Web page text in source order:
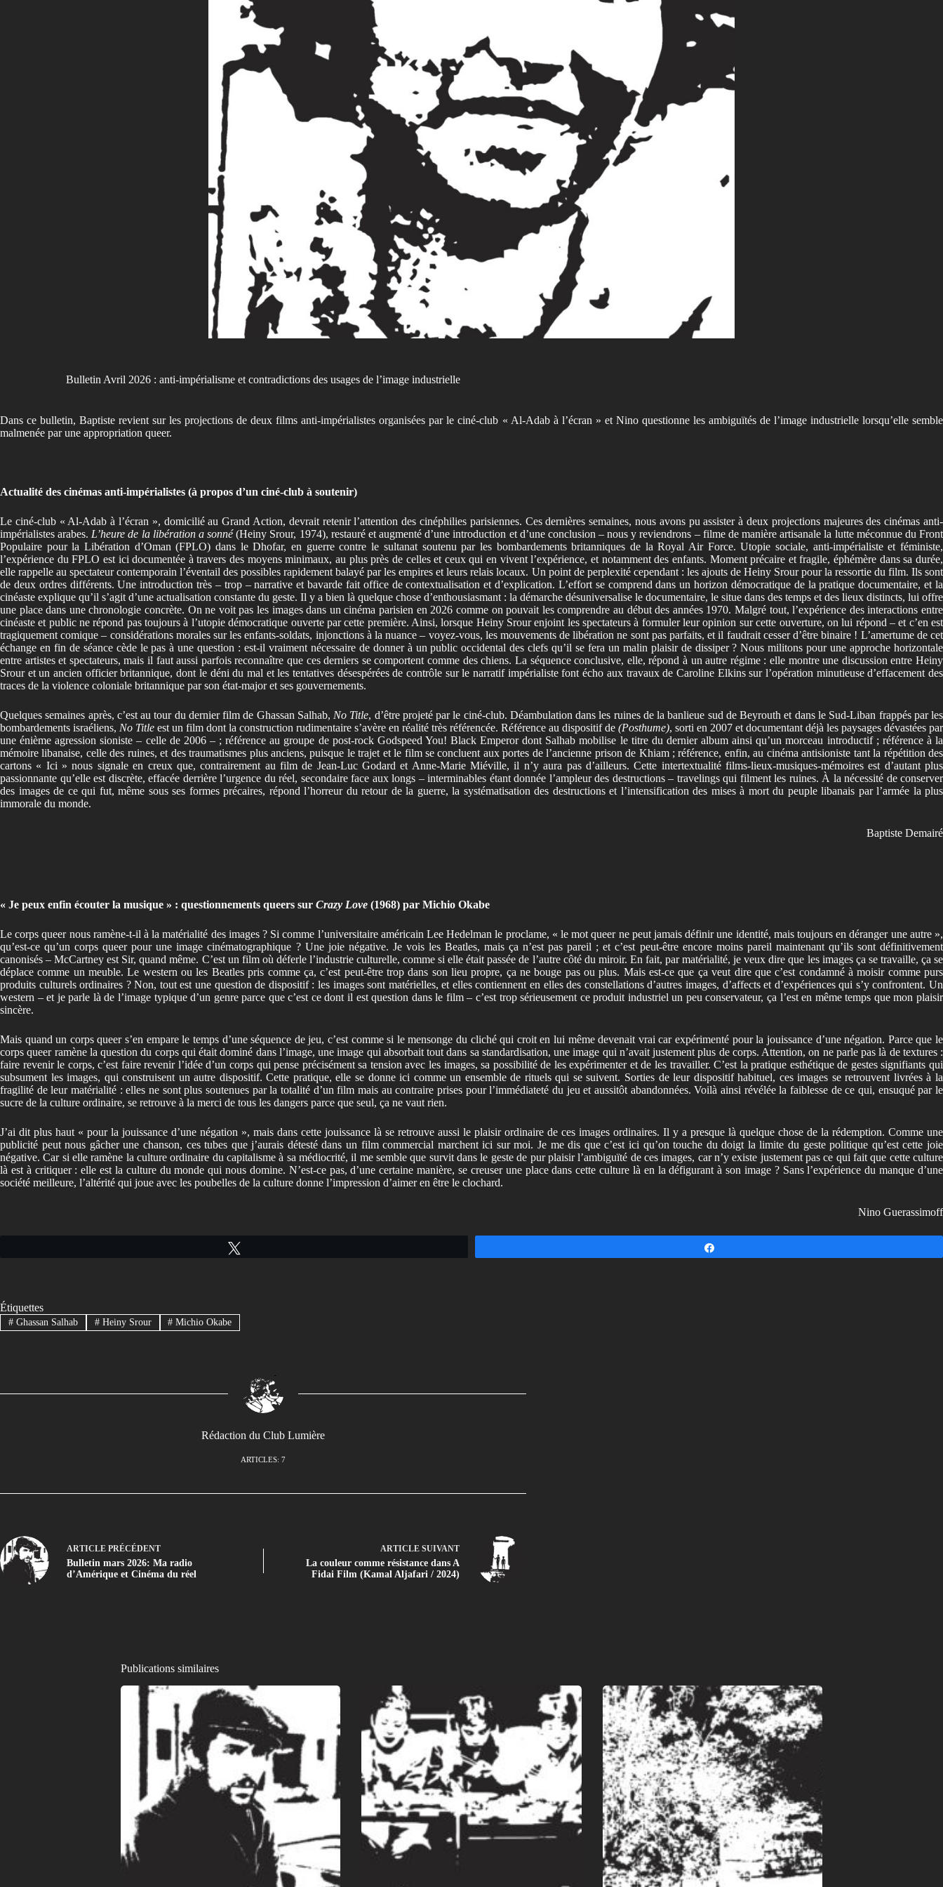
Bulletin Avril 2026 : anti-impérialisme et contradictions des usages de l’image industrielle
Dans ce bulletin, Baptiste revient sur les projections de deux films anti-impérialistes organisées par le ciné-club « Al-Adab à l’écran » et Nino questionne les ambiguïtés de l’image industrielle lorsqu’elle semble
malmenée par une appropriation queer.
Actualité des cinémas anti-impérialistes (à propos d’un ciné-club à soutenir)
Le ciné-club « Al-Adab à l’écran », domicilié au Grand Action, devrait retenir l’attention des cinéphilies parisiennes. Ces dernières semaines, nous avons pu assister à deux projections majeures des cinémas anti-
impérialistes arabes. L’heure de la libération a sonné(Heiny Srour, 1974), restauré et augmenté d’une introduction et d’une conclusion – nous y reviendrons – filme de manière artisanale la lutte méconnue du Front
Populaire pour la Libération d’Oman (FPLO) dans le Dhofar, en guerre contre le sultanat soutenu par les bombardements britanniques de la Royal Air Force. Utopie sociale, anti-impérialiste et féministe,
l’expérience du FPLO est ici documentée à travers des moyens minimaux, au plus près de celles et ceux qui en vivent l’expérience, et notamment des enfants. Moment précaire et fragile, éphémère dans sa durée,
elle rappelle au spectateur contemporain l’éventail des possibles rapidement balayé par les empires et leurs relais locaux. Un point de perplexité cependant : les ajouts de Heiny Srour pour la ressortie du film. Ils sont
de deux ordres différents. Une introduction très – trop – narrative et bavarde fait office de contextualisation et d’explication. L’effort se comprend dans un horizon démocratique de la pratique documentaire, et la
cinéaste explique qu’il s’agit d’une actualisation constante du geste. Il y a bien là quelque chose d’enthousiasmant : la démarche désuniversalise le documentaire, le situe dans des temps et des lieux distincts, lui offre
une place dans une chronologie concrète. On ne voit pas les images dans un cinéma parisien en 2026 comme on pouvait les comprendre au début des années 1970. Malgré tout, l’expérience des interactions entre
cinéaste et public ne répond pas toujours à l’utopie démocratique ouverte par cette première. Ainsi, lorsque Heiny Srour enjoint les spectateurs à formuler leur opinion sur cette ouverture, on lui répond – et c’en est
tragiquement comique – considérations morales sur les enfants-soldats, injonctions à la nuance – voyez-vous, les mouvements de libération ne sont pas parfaits, et il faudrait cesser d’être binaire ! L’amertume de cet
échange en fin de séance cède le pas à une question : est-il vraiment nécessaire de donner à un public occidental des clefs qu’il se fera un malin plaisir de dissiper ? Nous militons pour une approche horizontale
entre artistes et spectateurs, mais il faut aussi parfois reconnaître que ces derniers se comportent comme des chiens. La séquence conclusive, elle, répond à un autre régime : elle montre une discussion entre Heiny
Srour et un ancien officier britannique, dont le déni du mal et les tentatives désespérées de contrôle sur le narratif impérialiste font écho aux travaux de Caroline Elkins sur l’opération minutieuse d’effacement des
traces de la violence coloniale britannique par son état-major et ses gouvernements.
Quelques semaines après, c’est au tour du dernier film de Ghassan Salhab, No Title, d’être projeté par le ciné-club. Déambulation dans les ruines de la banlieue sud de Beyrouth et dans le Sud-Liban frappés par les
bombardements israéliens, No Title est un film dont la construction rudimentaire s’avère en réalité très référencée. Référence au dispositif de (Posthume), sorti en 2007 et documentant déjà les paysages dévastées par
une énième agression sioniste – celle de 2006 – ; référence au groupe de post-rock Godspeed You! Black Emperor dont Salhab mobilise le titre du dernier album ainsi qu’un morceau introductif ; référence à la
mémoire libanaise, celle des ruines, et des traumatismes plus anciens, puisque le trajet et le film se concluent aux portes de l’ancienne prison de Khiam ; référence, enfin, au cinéma antisioniste tant la répétition des
cartons « Ici » nous signale en creux que, contrairement au film de Jean-Luc Godard et Anne-Marie Miéville, il n’y aura pas d’ailleurs. Cette intertextualité films-lieux-musiques-mémoires est d’autant plus
passionnante qu’elle est discrète, effacée derrière l’urgence du réel, secondaire face aux longs – interminables étant donnée l’ampleur des destructions – travelings qui filment les ruines. À la nécessité de conserver
des images de ce qui fut, même sous ses formes précaires, répond l’horreur du retour de la guerre, la systématisation des destructions et l’intensification des mises à mort du peuple libanais par l’armée la plus
immorale du monde.
Baptiste Demairé
« Je peux enfin écouter la musique » : questionnements queers sur Crazy Love (1968) par Michio Okabe
Le corps queer nous ramène-t-il à la matérialité des images ? Si comme l’universitaire américain Lee Hedelman le proclame, « le mot queer ne peut jamais définir une identité, mais toujours en déranger une autre »,
qu’est-ce qu’un corps queer pour une image cinématographique ? Une joie négative. Je vois les Beatles, mais ça n’est pas pareil ; et c’est peut-être encore moins pareil maintenant qu’ils sont définitivement
canonisés – McCartney est Sir, quand même. C’est un film où déferle l’industrie culturelle, comme si elle était passée de l’autre côté du miroir. En fait, par matérialité, je veux dire que les images ça se travaille, ça se
déplace comme un meuble. Le western ou les Beatles pris comme ça, c’est peut-être trop dans son lieu propre, ça ne bouge pas ou plus. Mais est-ce que ça veut dire que c’est condamné à moisir comme purs
produits culturels ordinaires ? Non, tout est une question de dispositif : les images sont matérielles, et elles contiennent en elles des constellations d’autres images, d’affects et d’expériences qui s’y confrontent. Un
western – et je parle là de l’image typique d’un genre parce que c’est ce dont il est question dans le film – c’est trop sérieusement ce produit industriel un peu conservateur, ça l’est en même temps que mon plaisir
sincère.
Mais quand un corps queer s’en empare le temps d’une séquence de jeu, c’est comme si le mensonge du cliché qui croit en lui même devenait vrai car expérimenté pour la jouissance d’une négation. Parce que le
corps queer ramène la question du corps qui était dominé dans l’image, une image qui absorbait tout dans sa standardisation, une image qui n’avait justement plus de corps. Attention, on ne parle pas là de textures :
faire revenir le corps, c’est faire revenir l’idée d’un corps qui pense précisément sa tension avec les images, sa possibilité de les expérimenter et de les travailler. C’est la pratique esthétique de gestes signifiants qui
subsument les images, qui construisent un autre dispositif. Cette pratique, elle se donne ici comme un ensemble de rituels qui se suivent. Sorties de leur dispositif habituel, ces images se retrouvent livrées à la
fragilité de leur matérialité : elles ne sont plus soutenues par la totalité d’un film mais au contraire prises pour l’immédiateté du jeu et aussitôt abandonnées. Voilà ainsi révélée la faiblesse de ce qui, ensuqué par le
sucre de la culture ordinaire, se retrouve à la merci de tous les dangers parce que seul, ça ne vaut rien.
J’ai dit plus haut « pour la jouissance d’une négation », mais dans cette jouissance là se retrouve aussi le plaisir ordinaire de ces images ordinaires. Il y a presque là quelque chose de la rédemption. Comme une
publicité peut nous gâcher une chanson, ces tubes que j’aurais détesté dans un film commercial marchent ici sur moi. Je me dis que c’est ici qu’on touche du doigt la limite du geste politique qu’est cette joie
négative. Car si elle ramène la culture ordinaire du capitalisme à sa médiocrité, il me semble que survit dans le geste de pur plaisir l’ambiguïté de ces images, car n’y existe justement pas ce qui fait que cette culture
là est à critiquer : elle est la culture du monde qui nous domine. N’est-ce pas, d’une certaine manière, se creuser une place dans cette culture là en la défigurant à son image ? Sans l’expérience du manque d’une
société meilleure, l’altérité qui joue avec les poubelles de la culture donne l’impression d’aimer en être le clochard.
Nino Guerassimoff
Étiquettes
#Ghassan Salhab #Heiny Srour # Michio Okabe
Rédaction du Club Lumière
ARTICLES: 7
ARTICLE PRÉCÉDENT
Bulletin mars 2026: Ma radio
d’Amérique et Cinéma du réel
ARTICLE SUIVANT
La couleur comme résistance dans A
Fidai Film (Kamal Aljafari / 2024)
Publications similaires